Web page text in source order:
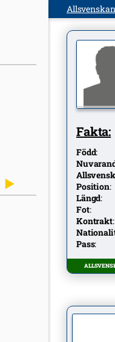
Fakta:
Född:
Position:
Längd:
Fot:
Kontrakt:
Pass: